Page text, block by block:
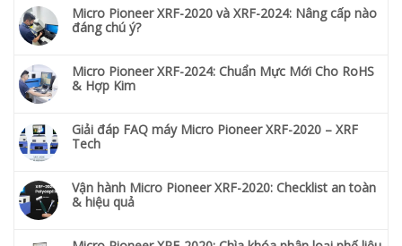
Micro Pioneer XRF-2020 và XRF-2024: Nâng cấp nào
đáng chú ý?
Micro Pioneer XRF-2024: Chuẩn Mực Mới Cho RoHS
& Hợp Kim
Giải đáp FAQ máy Micro Pioneer XRF-2020 – XRF
Tech
Vận hành Micro Pioneer XRF-2020: Checklist an toàn
& hiệu quả